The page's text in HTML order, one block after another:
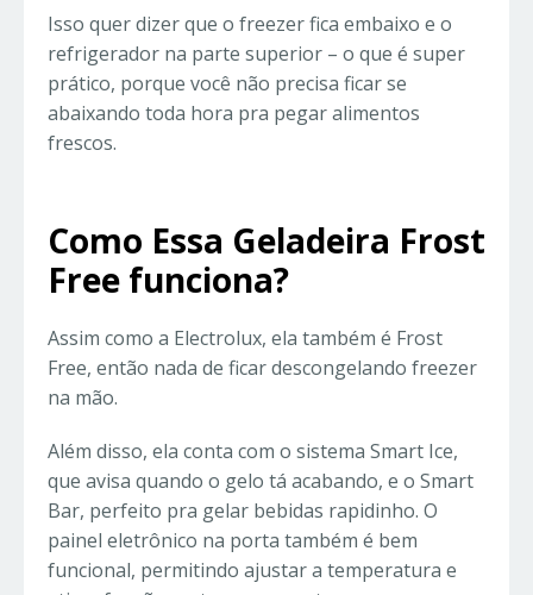
Isso quer dizer que o freezer fica embaixo e o
refrigerador na parte superior – o que é super
prático, porque você não precisa ficar se
abaixando toda hora pra pegar alimentos
frescos.
Como Essa Geladeira Frost
Free funciona?
Assim como a Electrolux, ela também é Frost
Free, então nada de ficar descongelando freezer
na mão.
Além disso, ela conta com o sistema Smart Ice,
que avisa quando o gelo tá acabando, e o Smart
Bar, perfeito pra gelar bebidas rapidinho. O
painel eletrônico na porta também é bem
funcional, permitindo ajustar a temperatura e